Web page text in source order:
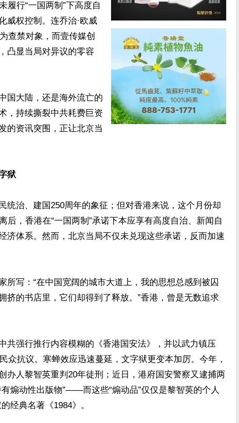
履行“一国两制”下高度自
威权控制。连乔治·欧威
查禁对象，而壹传媒创
凸显当局对异议的零容
国大陆，还是海外流亡的
，持续撕裂中共耗费巨资
的资讯突围，正让北京当
狱
统治、建国250周年的象征；但对香港来说，这个月份却
后，香港在“一国两制”承诺下本应享有高度自治、新闻自
济体系。然而，北京当局不仅未兑现这些承诺，反而加速
所写：“在中国宽阔的城市大道上，我的思想总感到被囚
挤的书店里，它们却得到了释放。”香港，曾是无数追求
共强行推行内容模糊的《香港国安法》，并以武力镇压
众抗议。寒蝉效应迅速蔓延，文字狱更变本加厉。今年，
办人黎智英重判20年徒刑；近日，港府国安警察又逮捕两
煽动性出版物”——而这些“煽动品”仅仅是黎智英的个人
经典名著《1984》。